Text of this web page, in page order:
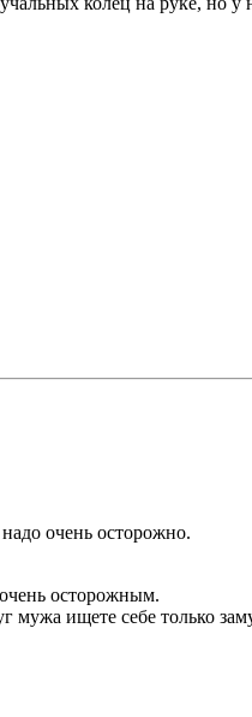
очень осторожно.
осторожным.
мужа ищете себе только